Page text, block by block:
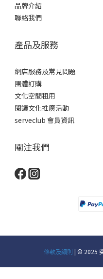
品牌介紹
聯絡我們
產品及服務
網店服務及常見問題
團體訂購
文化空間租用
閱讀文化推廣活動
serveclub 會員資訊
關注我們
條款及細則 | © 2025